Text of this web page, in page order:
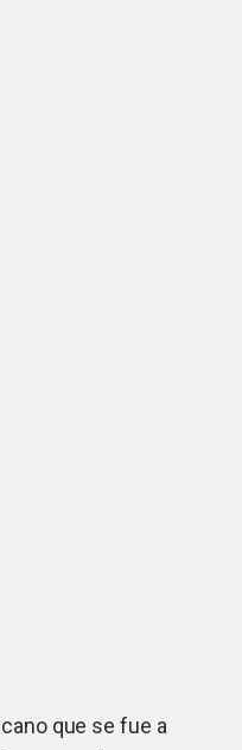
que se fue a